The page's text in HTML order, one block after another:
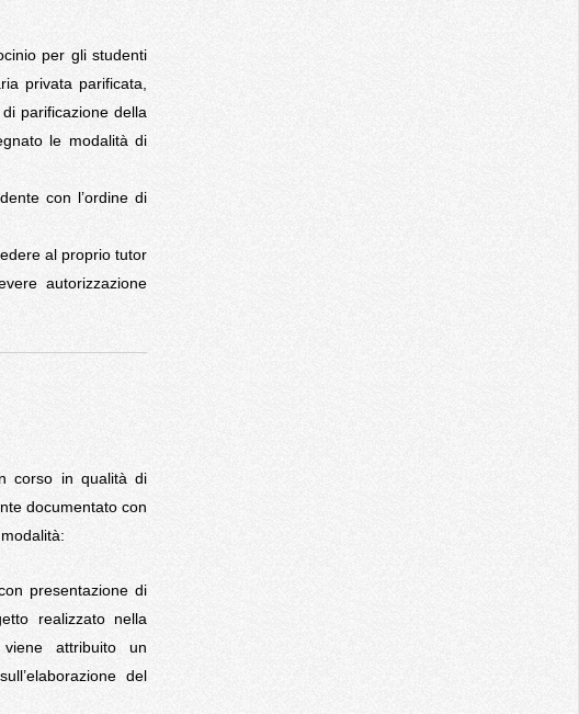
per gli studenti
privata parificata,
parificazione della
le modalità di
con l’ordine di
al proprio tutor
autorizzazione
corso in qualità di
documentato con
presentazione di
realizzato nella
attribuito un
del